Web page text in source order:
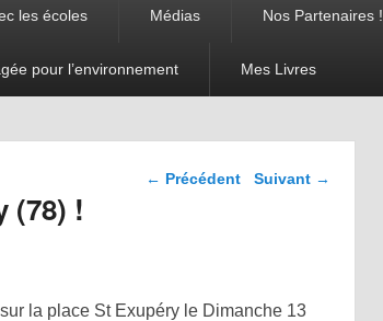
les écoles Médias Nos Partenaires !
pour l’environnement Mes Livres
Navigation dans les
← Précédent Suivant →
(78) !
la place St Exupéry le Dimanche 13